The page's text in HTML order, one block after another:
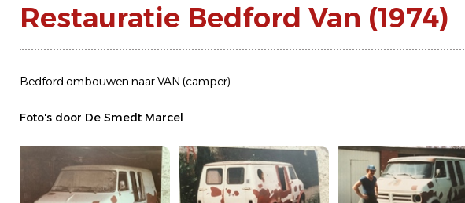
Restauratie Bedford Van (1974)
Bedford ombouwen naar VAN (camper)
Foto's door De Smedt Marcel